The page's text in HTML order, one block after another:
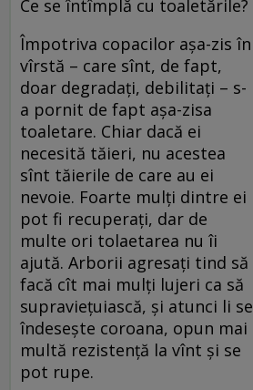
Ce se întîmplă cu toaletările?
Împotriva copacilor așa-zis în
vîrstă – care sînt, de fapt,
doar degradați, debilitați – s-
a pornit de fapt așa-zisa
toaletare. Chiar dacă ei
necesită tăieri, nu acestea
sînt tăierile de care au ei
nevoie. Foarte mulți dintre ei
pot fi recuperați, dar de
multe ori tolaetarea nu îi
ajută. Arborii agresați tind să
facă cît mai mulți lujeri ca să
supraviețuiască, și atunci li se
îndesește coroana, opun mai
multă rezistență la vînt și se
pot rupe.